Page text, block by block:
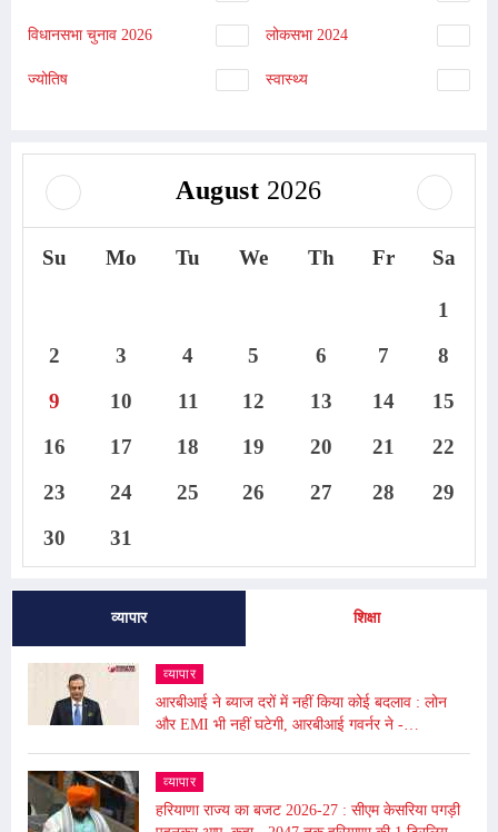
विधानसभा चुनाव 2026 लोकसभा 2024
ज्योतिष स्वास्थ्य
August 2026
Su Mo Tu We Th Fr Sa
1
2
3 4 5 6 7
8
9
10 11 12 13 14
15
16
17 18 19 20 21
22
23
24 25 26 27 28
29
30
31
व्यापार शिक्षा
व्यापार
आरबीआई ने ब्याज दरों में नहीं किया कोई बदलाव : लोन
और EMI भी नहीं घटेगी, आरबीआई गवर्नर ने -
व्यापार
हरियाणा राज्य का बजट 2026-27 : सीएम केसरिया पगड़ी